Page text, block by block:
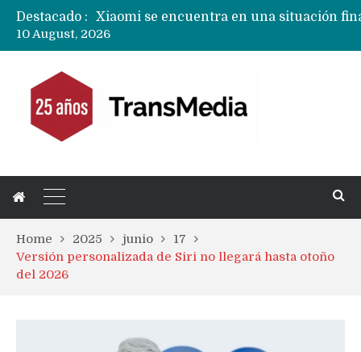
Destacado :
10 August, 2026
Home 2025 junio
17
Versión personalizada de Siri no llegará hasta otoño
del 2026